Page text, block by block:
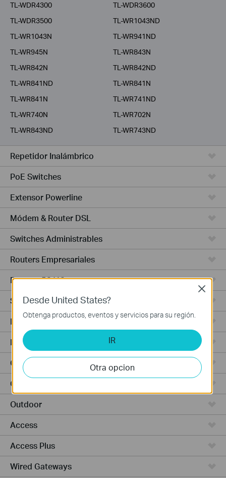
TL-WDR4300
TL-WDR3600
TL-WDR3500
TL-WR1043ND
TL-WR1043N
TL-WR941ND
TL-WR945N
TL-WR843N
TL-WR842N
TL-WR842ND
TL-WR841ND
TL-WR841N
TL-WR841N
TL-WR741ND
TL-WR740N
TL-WR702N
TL-WR843ND
TL-WR743ND
Repetidor Inalámbrico
PoE Switches
Extensor Powerline
Módem & Router DSL
Switches Administrables
Routers Empresariales
Routers 5G/4G
Switches Smart
Punto de Acceso
Routers de Alta Potencia
Cámaras y seguridad
Ceiling Mount
Outdoor
Access
Access Plus
Wired Gateways
Desde United States?
Obtenga productos, eventos y servicios para su región.
IR
Otra opcion
Close